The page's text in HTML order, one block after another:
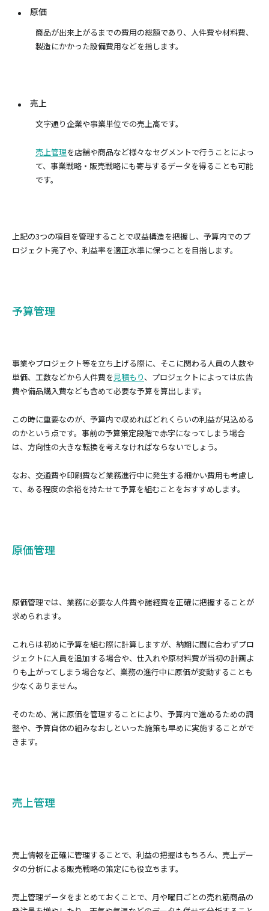
原価
商品が出来上がるまでの費用の総額であり、人件費や材料費、
製造にかかった設備費用などを指します。
売上
文字通り企業や事業単位での売上高です。
売上管理を店舗や商品など様々なセグメントで行うことによっ
て、事業戦略・販売戦略にも寄与するデータを得ることも可能
です。
上記の3つの項目を管理することで収益構造を把握し、予算内でのプ
ロジェクト完了や、利益率を適正水準に保つことを目指します。
予算管理
事業やプロジェクト等を立ち上げる際に、そこに関わる人員の人数や
単価、工数などから人件費を見積もり、プロジェクトによっては広告
費や備品購入費なども含めて必要な予算を算出します。
この時に重要なのが、予算内で収めればどれくらいの利益が見込める
のかという点です。事前の予算策定段階で赤字になってしまう場合
は、方向性の大きな転換を考えなければならないでしょう。
なお、交通費や印刷費など業務進行中に発生する細かい費用も考慮し
て、ある程度の余裕を持たせて予算を組むことをおすすめします。
原価管理
原価管理では、業務に必要な人件費や諸経費を正確に把握することが
求められます。
これらは初めに予算を組む際に計算しますが、納期に間に合わずプロ
ジェクトに人員を追加する場合や、仕入れや原材料費が当初の計画よ
りも上がってしまう場合など、業務の進行中に原価が変動することも
少なくありません。
そのため、常に原価を管理することにより、予算内で進めるための調
整や、予算自体の組みなおしといった施策も早めに実施することがで
きます。
売上管理
売上情報を正確に管理することで、利益の把握はもちろん、売上デー
タの分析による販売戦略の策定にも役立ちます。
売上管理データをまとめておくことで、月や曜日ごとの売れ筋商品の